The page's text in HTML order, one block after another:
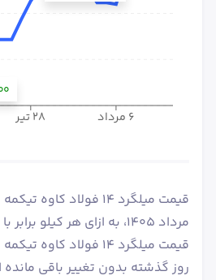
۲۸ تیر ۶ مرداد
قیمت میلگرد 14 فولاد
روز گذشته بدون تغییر باقی